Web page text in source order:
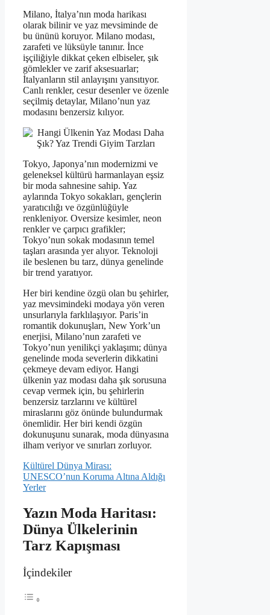
Milano, İtalya’nın moda harikası
olarak bilinir ve yaz mevsiminde de
bu ününü koruyor. Milano modası,
zarafeti ve lüksüyle tanınır. İnce
işçiliğiyle dikkat çeken elbiseler, şık
gömlekler ve zarif aksesuarlar;
İtalyanların stil anlayışını yansıtıyor.
Canlı renkler, cesur desenler ve özenle
seçilmiş detaylar, Milano’nun yaz
modasını benzersiz kılıyor.
Tokyo, Japonya’nın modernizmi ve
geleneksel kültürü harmanlayan eşsiz
bir moda sahnesine sahip. Yaz
aylarında Tokyo sokakları, gençlerin
yaratıcılığı ve özgünlüğüyle
renkleniyor. Oversize kesimler, neon
renkler ve çarpıcı grafikler;
Tokyo’nun sokak modasının temel
taşları arasında yer alıyor. Teknoloji
ile beslenen bu tarz, dünya genelinde
bir trend yaratıyor.
Her biri kendine özgü olan bu şehirler,
yaz mevsimindeki modaya yön veren
unsurlarıyla farklılaşıyor. Paris’in
romantik dokunuşları, New York’un
enerjisi, Milano’nun zarafeti ve
Tokyo’nun yenilikçi yaklaşımı; dünya
genelinde moda severlerin dikkatini
çekmeye devam ediyor. Hangi
ülkenin yaz modası daha şık sorusuna
cevap vermek için, bu şehirlerin
benzersiz tarzlarını ve kültürel
miraslarını göz önünde bulundurmak
önemlidir. Her biri kendi özgün
dokunuşunu sunarak, moda dünyasına
ilham veriyor ve sınırları zorluyor.
Kültürel Dünya Mirası:
UNESCO’nun Koruma Altına Aldığı
Yerler
Yazın Moda Haritası:
Dünya Ülkelerinin
Tarz Kapışması
İçindekiler